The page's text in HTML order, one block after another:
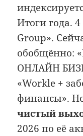
Итоги года.
Group».
обобщённо:
ОНЛАЙН
«Workle +
финансы».
чистый
2026 по её